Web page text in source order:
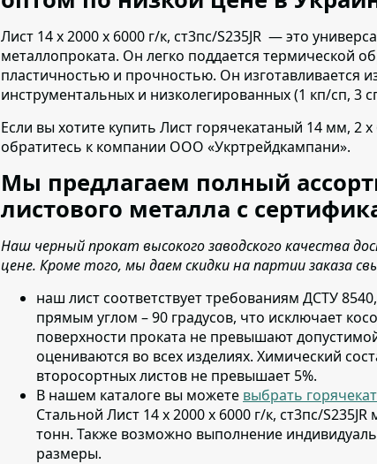
Лист 14 х 2000 х 6000 г/к, ст3пс/S235JR — это
металлопроката. Он легко поддается термической
пластичностью и прочностью. Он изготавливается
инструментальных и низколегированных (1 кп/сп, 3
Если вы хотите купить Лист горячекатаный 14 мм, 2
обратитесь к компании ООО «Укртрейдкампани».
Мы предлагаем полный
листового металла с
Наш черный прокат высокого заводского качества
цене. Кроме того, мы даем скидки на партии заказа
наш лист соответствует требованиям ДСТУ
прямым углом – 90 градусов, что исключает
поверхности проката не превышают
оцениваются во всех изделиях. Химический
второсортных листов не превышает 5%.
В нашем каталоге вы можете выбрать
Стальной Лист 14 х 2000 х 6000 г/к, ст3пс/
тонн. Также возможно выполнение
размеры.